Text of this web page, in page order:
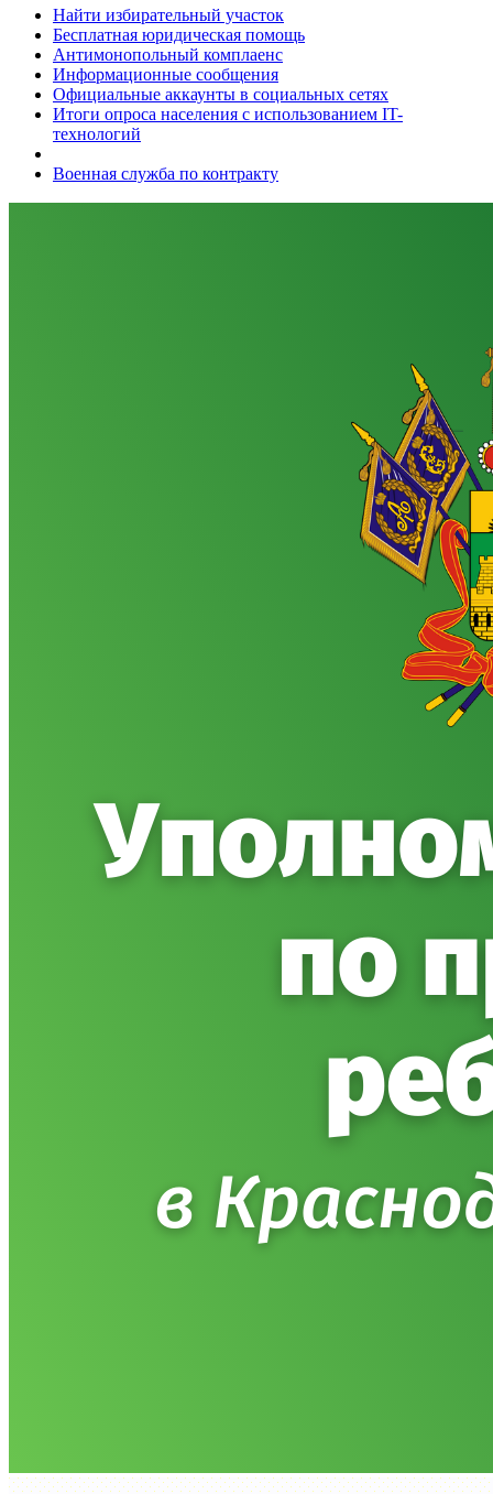
Найти избирательный участок
Бесплатная юридическая помощь
Антимонопольный комплаенс
Информационные сообщения
Официальные аккаунты в социальных сетях
Итоги опроса населения с использованием IT-
технологий
Военная служба по контракту